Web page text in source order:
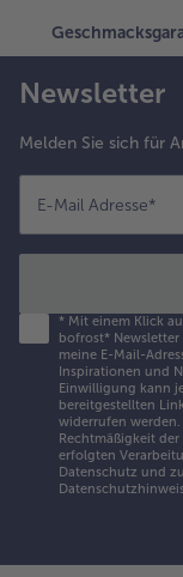
Newsletter
Melden Sie sich für
E-Mail Adresse*
* Mit einem Klick
bofrost*
meine E-Mail-
Inspirationen und
Einwilligung kann
bereitgestellten
widerrufen
Rechtmäßigkeit
erfolgten
Datenschutz und